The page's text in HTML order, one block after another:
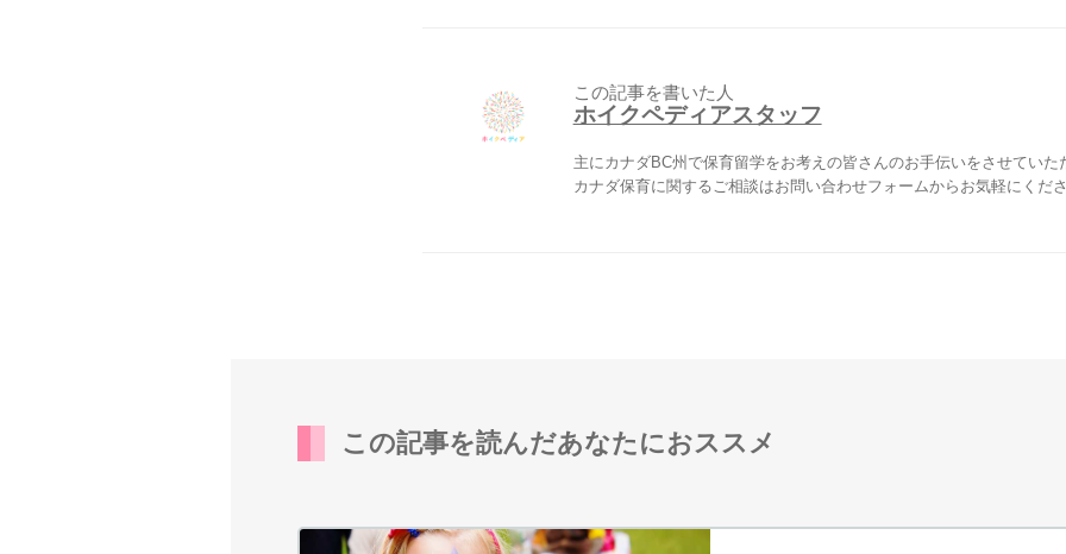
この記事を書いた人
ホイクペディアスタッフ
主にカナダBC州で保育留学をお考えの皆さんのお手伝いをさせていた
カナダ保育に関するご相談はお問い合わせフォームからお気軽にくださ
この記事を読んだあなたにおススメ